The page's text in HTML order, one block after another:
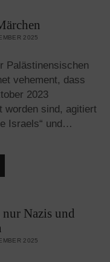
2025
Palästinensischen
vehement, dass
2023
worden sind, agitiert
Israels“ und…
Nazis und
2025